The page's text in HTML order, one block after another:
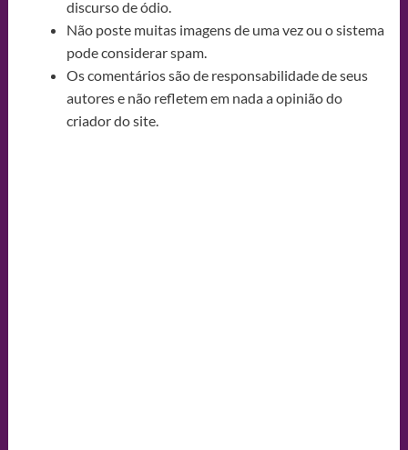
discurso de ódio.
Não poste muitas imagens de uma vez ou o sistema
pode considerar spam.
Os comentários são de responsabilidade de seus
autores e não refletem em nada a opinião do
criador do site.